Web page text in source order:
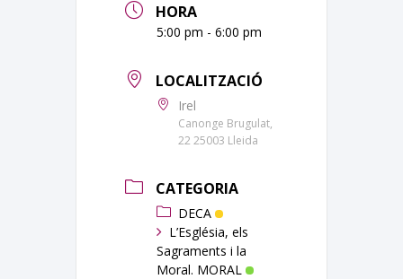
HORA
5:00 pm - 6:00 pm
LOCALITZACIÓ
Irel
Canonge Brugulat,
22 25003 Lleida
CATEGORIA
DECA
L’Església, els
Sagraments i la
Moral. MORAL